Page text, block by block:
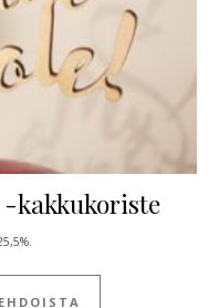
-kakkukoriste
Tällä tuotteella